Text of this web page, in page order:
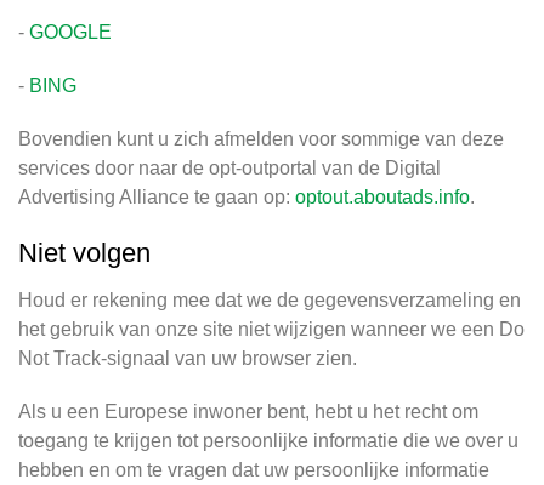
- GOOGLE
- BING
Bovendien kunt u zich afmelden voor sommige van deze
services door naar de opt-outportal van de Digital
Advertising Alliance te gaan op: optout.aboutads.info.
Niet volgen
Houd er rekening mee dat we de gegevensverzameling en
het gebruik van onze site niet wijzigen wanneer we een Do
Not Track-signaal van uw browser zien.
Als u een Europese inwoner bent, hebt u het recht om
toegang te krijgen tot persoonlijke informatie die we over u
hebben en om te vragen dat uw persoonlijke informatie